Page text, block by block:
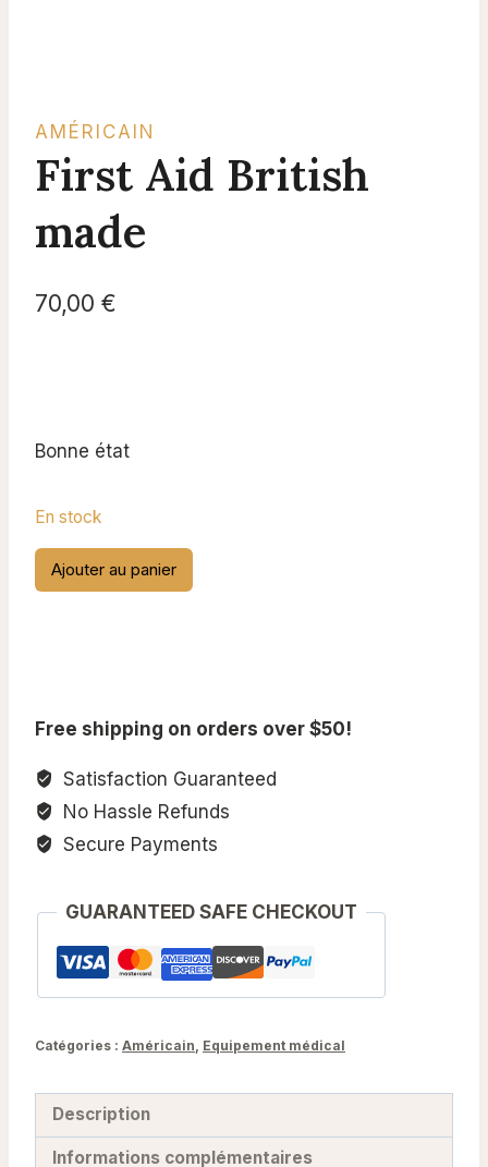
AMÉRICAIN
First Aid British
made
70,00 €
Bonne état
En stock
quantité
de
Ajouter au panier
Free shipping on orders over $50!
Satisfaction Guaranteed
No Hassle Refunds
Secure Payments
GUARANTEED SAFE CHECKOUT
Catégories : Américain Equipement médical
Description
Informations complémentaires